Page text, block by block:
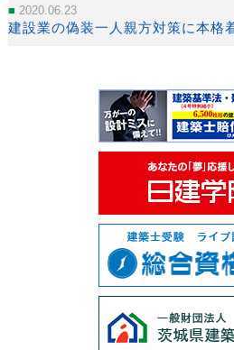
2020.06.23
建設業の偽装一人親方対策に本格